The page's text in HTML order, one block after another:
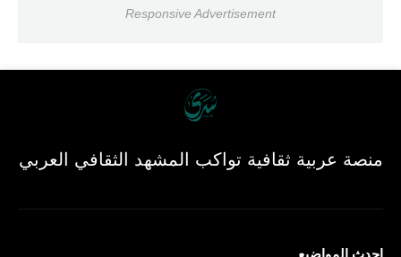
Responsive Advertisement
منصة عربية ثقافية تواكب المشهد الثقافي العربي
احدث المواضيع